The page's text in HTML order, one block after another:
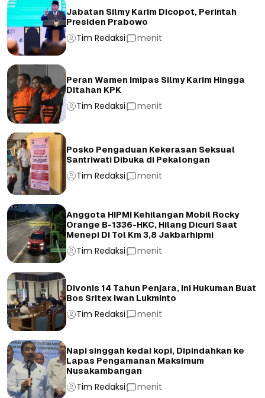
Jabatan Silmy Karim Dicopot, Perintah
Presiden Prabowo
Tim Redaksi menit
Peran Wamen Imipas Silmy Karim Hingga
Ditahan KPK
Tim Redaksi menit
Posko Pengaduan Kekerasan Seksual
Santriwati Dibuka di Pekalongan
Tim Redaksi menit
Anggota HIPMI Kehilangan Mobil Rocky
Orange B-1336-HKC, Hilang Dicuri Saat
Menepi Di Tol Km 3,8 Jakbarhipmi
Tim Redaksi menit
Divonis 14 Tahun Penjara, Ini Hukuman Buat
Bos Sritex Iwan Lukminto
Tim Redaksi menit
Napi singgah kedai kopi, Dipindahkan ke
Lapas Pengamanan Maksimum
Nusakambangan
Tim Redaksi menit